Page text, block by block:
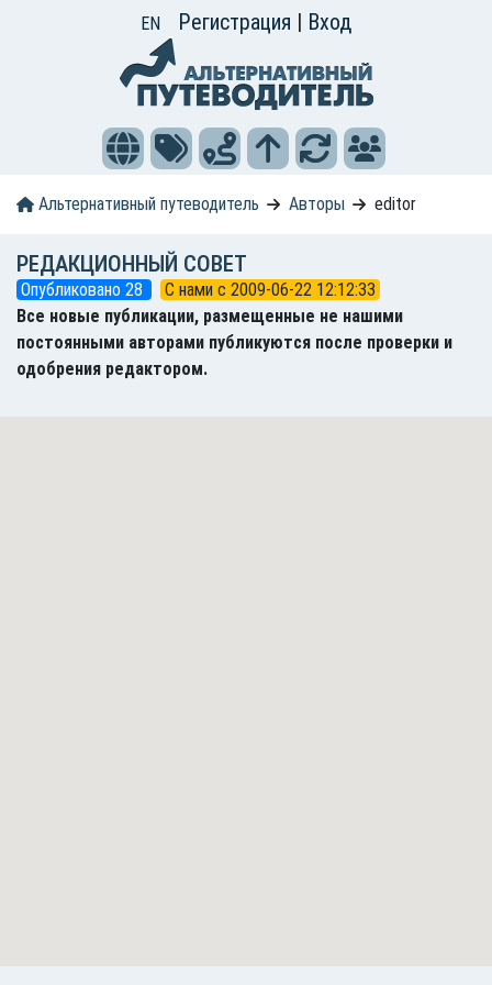
EN Регистрация | Вход
Альтернативный путеводитель Авторы editor
РЕДАКЦИОННЫЙ СОВЕТ
Опубликовано 28
C нами с 2009-06-22 12:12:33
Все новые публикации, размещенные не нашими
постоянными авторами публикуются после проверки и
одобрения редактором.